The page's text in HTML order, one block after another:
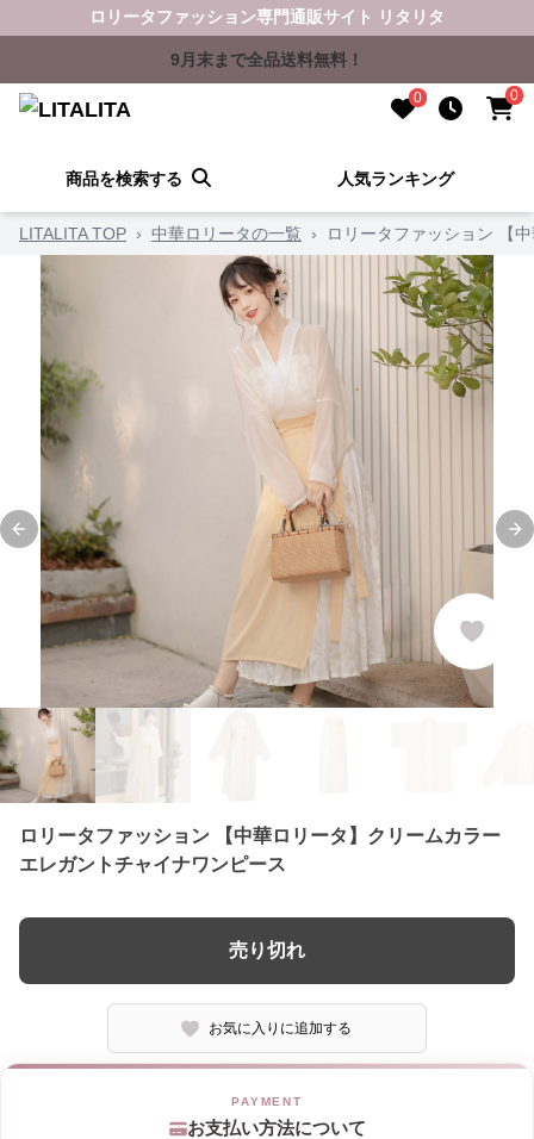
ロリータファッション専門通販サイト リタリタ
9月末まで全品送料無料！
0 0
商品を検索する 人気ランキング
LITALITA TOP › 中華ロリータの一覧 › ロリータファッション 【
Previous slide
ロリータファッション 【中華ロリータ】クリームカラー
エレガントチャイナワンピース
売り切れ
お気に入りに追加する
お支払い方法について